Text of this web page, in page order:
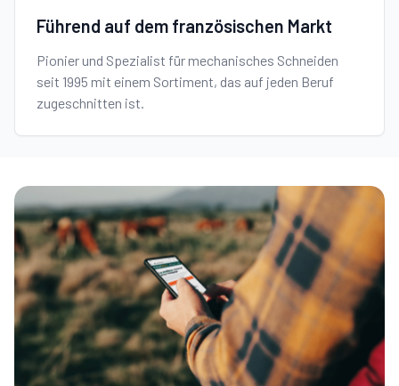
Führend auf dem französischen Markt
Pionier und Spezialist für mechanisches Schneiden
seit 1995 mit einem Sortiment, das auf jeden Beruf
zugeschnitten ist.